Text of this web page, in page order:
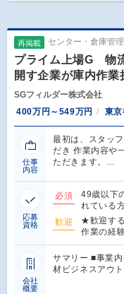
再掲載 センター・倉庫管
プライム上場G 物
開す企業が庫内作
SGフィルダー株式会社
400万円～549万円
東京
仕事
内容
最初は、スタッ
だき 作業内容や
ただきます。…
応募
資格
必須
49歳以下
れている
歓迎
★歓迎す
作業
会社
概要
サマリー ■事業
材ビジネスアウ